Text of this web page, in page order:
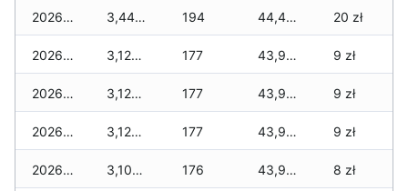
2026-02-02 3,440 zł 194 44,490 zł 20 zł
2026-02-01 3,120 zł 177 43,990 zł 9 zł
2026-01-31 3,120 zł 177 43,990 zł 9 zł
2026-01-30 3,120 zł 177 43,960 zł 9 zł
2026-01-29 3,100 zł 176 43,900 zł 8 zł